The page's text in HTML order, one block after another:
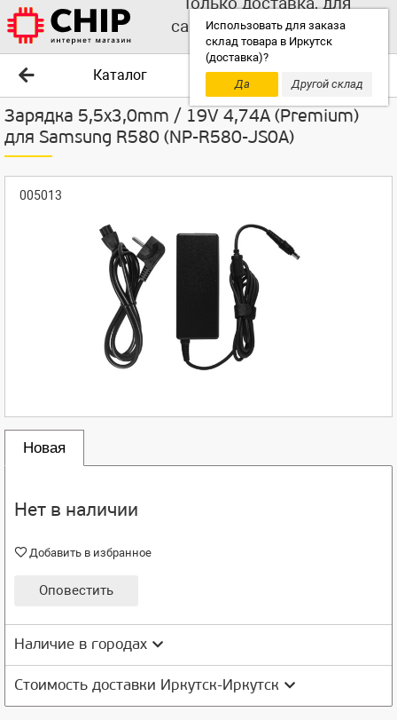
Использовать для заказа
склад товара в Иркутск
(доставка)?
Да
Другой склад
самовывоза выбирайте
другой склад!
Каталог
Зарядка 5,5x3,0mm / 19V 4,74A (Premium)
для Samsung R580 (NP-R580-JS0A)
005013
Новая
Нет в наличии
Добавить в избранное
Оповестить
Наличие в городах
Стоимость доставки Иркутск-Иркутск